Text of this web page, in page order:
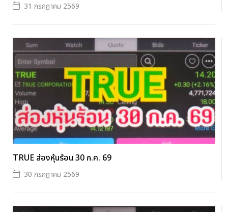
31 กรกฎาคม 2569
TRUE ส่องหุ้นร้อน 30 ก.ค. 69
30 กรกฎาคม 2569